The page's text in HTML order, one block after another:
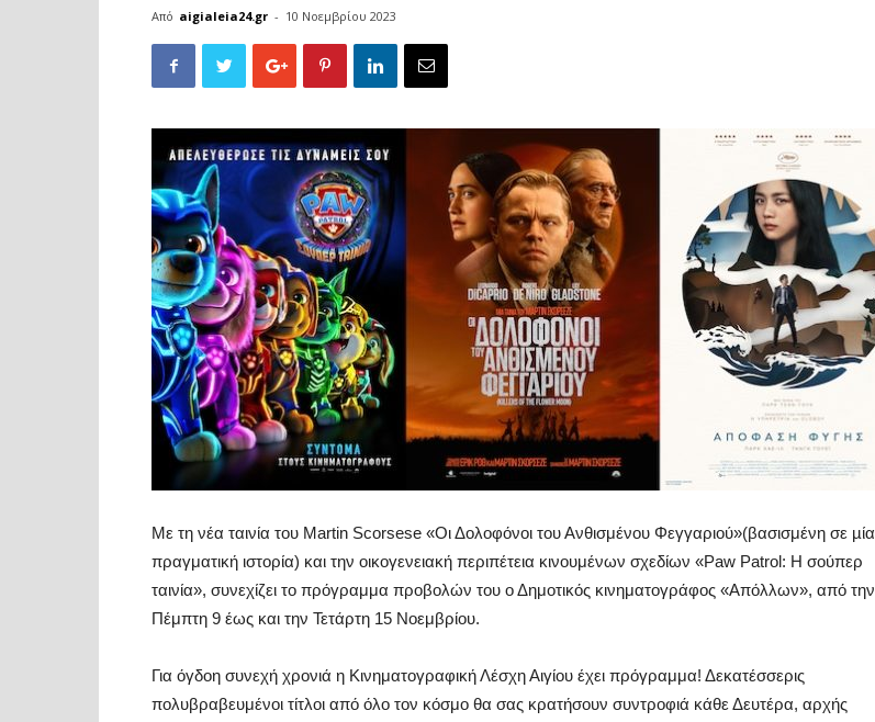
Από aigialeia24.gr - 10 Νοεμβρίου 2023
Με τη νέα ταινία του Martin Scorsese «Οι Δολοφόνοι του Ανθισμένου Φεγγαριού»(βασισμένη σε µία
πραγματική ιστορία) και την οικογενειακή περιπέτεια κινουμένων σχεδίων «Paw Patrol: Η σούπερ
ταινία», συνεχίζει το πρόγραμμα προβολών του ο Δημοτικός κινηματογράφος «Απόλλων», από την
Πέμπτη 9 έως και την Τετάρτη 15 Νοεμβρίου.
Για όγδοη συνεχή χρονιά η Κινηματογραφική Λέσχη Αιγίου έχει πρόγραμμα! Δεκατέσσερις
πολυβραβευμένοι τίτλοι από όλο τον κόσμο θα σας κρατήσουν συντροφιά κάθε Δευτέρα, αρχής